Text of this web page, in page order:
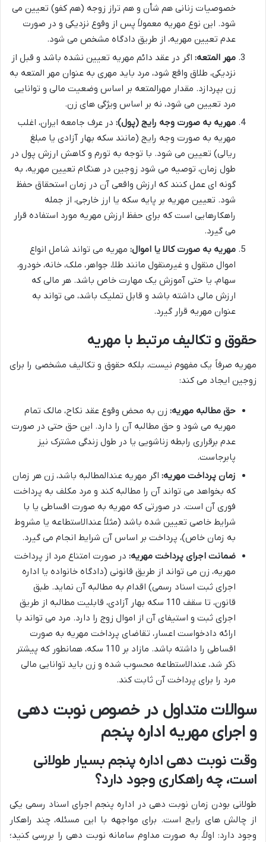
خصوصیات زنانی هم شأن و هم تراز زوجه (هم کفو) تعیین می
شود. این نوع مهریه معمولاً پس از وقوع نزدیکی و در صورت
عدم تعیین مهریه، از طریق دادگاه مشخص می شود.
مهر المتعه: اگر در عقد دائم مهریه تعیین نشده باشد و قبل از
نزدیکی، طلاق واقع شود، مرد باید مهری به عنوان مهر المتعه به
زن بپردازد. مقدار مهرالمتعه بر اساس وضعیت مالی و توانایی
مرد تعیین می شود، نه بر اساس ویژگی های زن.
مهریه به صورت وجه رایج (پول): در عرف جامعه ایران، اغلب
مهریه به صورت وجه رایج (مانند سکه بهار آزادی یا مبلغ
ریالی) تعیین می شود. با توجه به تورم و کاهش ارزش پول در
طول زمان، توصیه می شود زوجین در هنگام تعیین مهریه، به
گونه ای عمل کنند که ارزش واقعی آن در زمان استحقاق حفظ
شود. تعیین مهریه بر پایه سکه یا ارز خارجی، از جمله
راهکارهایی است که برای حفظ ارزش مهریه مورد استفاده قرار
می گیرد.
مهریه به صورت کالا یا اموال: مهریه می تواند شامل انواع
اموال منقول و غیرمنقول مانند طلا، جواهر، ملک، خانه، خودرو،
سهام، یا حتی آموزش یک مهارت خاص باشد. هر مالی که
ارزش مالی داشته باشد و قابل تملیک باشد، می تواند به
عنوان مهریه قرار گیرد.
حقوق و تکالیف مرتبط با مهریه
مهریه صرفاً یک مفهوم نیست، بلکه حقوق و تکالیف مشخصی را برای
زوجین ایجاد می کند:
حق مطالبه مهریه: زن به محض وقوع عقد نکاح، مالک تمام
مهریه می شود و حق مطالبه آن را دارد. این حق حتی در صورت
عدم برقراری رابطه زناشویی یا در طول زندگی مشترک نیز
پابرجاست.
زمان پرداخت مهریه: اگر مهریه عندالمطالبه باشد، زن هر زمان
که بخواهد می تواند آن را مطالبه کند و مرد مکلف به پرداخت
فوری آن است. در صورتی که مهریه به صورت اقساطی یا با
شرایط خاصی تعیین شده باشد (مثلاً عندالاستطاعه یا مشروط
به زمان خاص)، پرداخت بر اساس آن شرایط انجام می گیرد.
ضمانت اجرای پرداخت مهریه: در صورت امتناع مرد از پرداخت
مهریه، زن می تواند از طریق قانونی (دادگاه خانواده یا اداره
اجرای ثبت اسناد رسمی) اقدام به مطالبه آن نماید. طبق
قانون، تا سقف 110 سکه بهار آزادی، قابلیت مطالبه از طریق
اجرای ثبت و استیفای آن از اموال زوج را دارد. مرد می تواند با
ارائه دادخواست اعسار، تقاضای پرداخت مهریه به صورت
اقساطی را داشته باشد. مازاد بر 110 سکه، همانطور که پیشتر
ذکر شد، عندالاستطاعه محسوب شده و زن باید توانایی مالی
مرد را برای پرداخت آن ثابت کند.
سوالات متداول در خصوص نوبت دهی
و اجرای مهریه اداره پنجم
وقت نوبت دهی اداره پنجم بسیار طولانی
است، چه راهکاری وجود دارد؟
طولانی بودن زمان نوبت دهی در اداره پنجم اجرای اسناد رسمی یکی
از چالش های رایج است. برای مواجهه با این مسئله، چند راهکار
وجود دارد: اولاً، به صورت مداوم سامانه نوبت دهی را بررسی کنید؛